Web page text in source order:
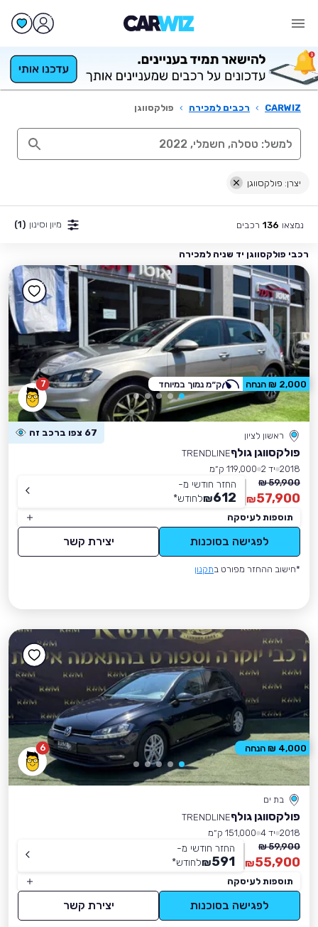
CARWIZ
› רכבים למכירה › פולקסווגן
יצרן: פולקסווגן
נמצאו 136 רכבים מיון וסינון (1)
רכבי פולקסווגן יד שניה למכירה
7
ראשון לציון 67 צפו ברכב זה
פולקסווגן גולףTRENDLINE
2018 יד 2
119,000 ק״מ
59,900 ₪
57,900
₪
החזר חודשי מ-
612
₪לחודש*
תוספות לעיסקה
לפגישה בסוכנות יצירת קשר
*חישוב ההחזר מפורט בתקנון
2,000 ₪ הנחה ק״מ נמוך במיוחד
6
בת ים
פולקסווגן גולףTRENDLINE
2018 יד 4
151,000 ק״מ
59,900 ₪
55,900
₪
החזר חודשי מ-
591
₪לחודש*
תוספות לעיסקה
לפגישה בסוכנות יצירת קשר
4,000 ₪ הנחה